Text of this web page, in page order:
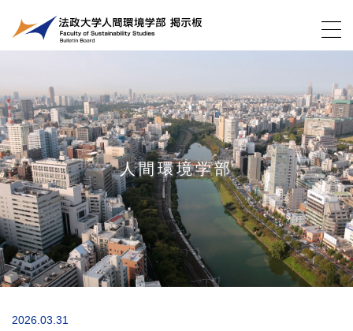
人間環境学部
2026.03.31